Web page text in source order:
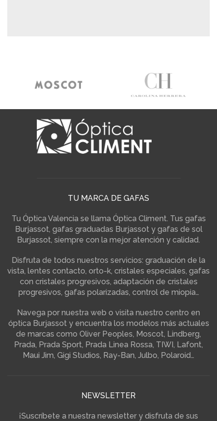
TU MARCA DE GAFAS
Tu Óptica Valencia se llama Óptica Climent. Tus gafas
Burjassot, gafas graduadas Burjassot y gafas de sol
Burjassot, siempre con la mejor atención y calidad.
Disfruta de todos nuestros servicios: graduación de la
vista, lentes contacto, orto-k, cristales especiales, gafas
con cristales progresivos, adaptación de cristales
progresivos, gafas polarizadas, control de miopia…
Navega por nuestra web o visita nuestro centro en
óptica Burjassot y encuentra los modelos más actuales
de marcas como Oliver Peoples, Moscot, Lindberg,
Prada, Prada Sport, Prada Linea Rossa, TIWI, Lafont,
Maui Jim, Gigi Studios, Ray-Ban, Julbo, Polaroid…
NEWSLETTER
¡Suscríbete a nuestra newsletter y disfruta de sus